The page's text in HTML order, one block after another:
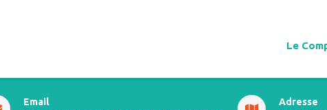
Le
Email
Adresse